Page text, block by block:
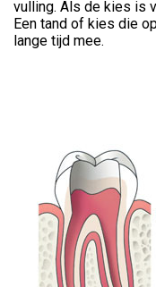
vulling. Als de kies is
Een tand of kies die
lange tijd mee.